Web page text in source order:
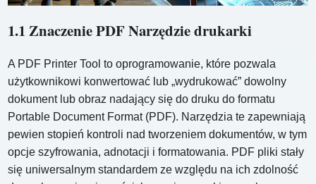
1.1 Znaczenie PDF Narzędzie drukarki
A PDF Printer Tool to oprogramowanie, które pozwala
użytkownikowi konwertować lub „wydrukować” dowolny
dokument lub obraz nadający się do druku do formatu
Portable Document Format (PDF). Narzędzia te zapewniają
pewien stopień kontroli nad tworzeniem dokumentów, w tym
opcje szyfrowania, adnotacji i formatowania. PDF pliki stały
się uniwersalnym standardem ze względu na ich zdolność